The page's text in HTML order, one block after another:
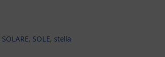
SOLARE, SOLE, stella